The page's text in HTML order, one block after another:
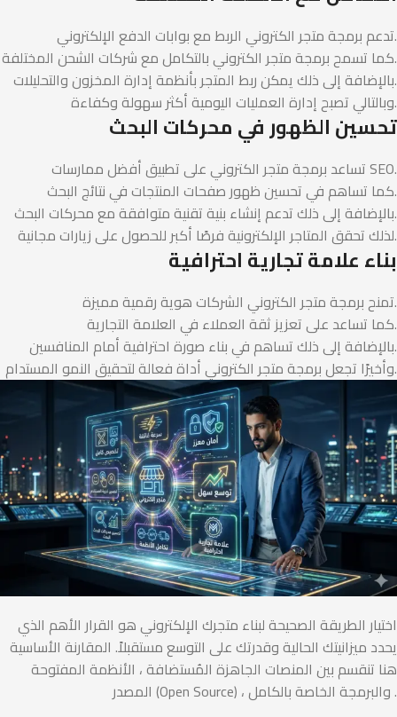
تدعم برمجة متجر الكتروني الربط مع بوابات الدفع الإلكتروني.
كما تسمح برمجة متجر الكتروني بالتكامل مع شركات الشحن المختلفة.
بالإضافة إلى ذلك يمكن ربط المتجر بأنظمة إدارة المخزون والتحليلات.
وبالتالي تصبح إدارة العمليات اليومية أكثر سهولة وكفاءة.
تحسين الظهور في محركات البحث
تساعد برمجة متجر الكتروني على تطبيق أفضل ممارسات SEO.
كما تساهم في تحسين ظهور صفحات المنتجات في نتائج البحث.
بالإضافة إلى ذلك تدعم إنشاء بنية تقنية متوافقة مع محركات البحث.
لذلك تحقق المتاجر الإلكترونية فرصًا أكبر للحصول على زيارات مجانية.
بناء علامة تجارية احترافية
تمنح برمجة متجر الكتروني الشركات هوية رقمية مميزة.
كما تساعد على تعزيز ثقة العملاء في العلامة التجارية.
بالإضافة إلى ذلك تساهم في بناء صورة احترافية أمام المنافسين.
وأخيرًا تجعل برمجة متجر الكتروني أداة فعالة لتحقيق النمو المستدام.
اختيار الطريقة الصحيحة لبناء متجرك الإلكتروني هو القرار الأهم الذي
يحدد ميزانيتك الحالية وقدرتك على التوسع مستقبلاً. المقارنة الأساسية
هنا تنقسم بين المنصات الجاهزة المُستضافة ، الأنظمة المفتوحة
المصدر (Open Source) ، والبرمجة الخاصة بالكامل .